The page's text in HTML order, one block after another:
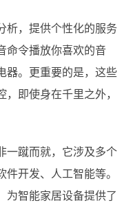
析，提供个性化的服务
命令播放你喜欢的音
器。更重要的是，这些
即使身在千里之外，
一蹴而就，它涉及多个
开发、人工智能等。
为智能家居设备提供了